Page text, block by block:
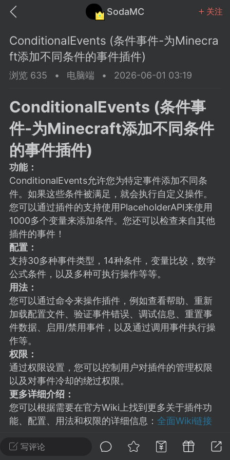
SodaMC 关注
中文社区 SodaMC
教程
潮涌核心
永久赞助者
11-27 02:06
电脑端 社区规则
议贴】SodaMC 的改进与建议 🧃
社区的建议&反馈板块，欢迎每
在这里畅所欲言，提出你对 社区功能、
、管理方式等方面 的任何想法！...
11 5.9k
24 23:37
电脑端 整合包分享
主页反馈贴
反馈你遇到的问题 以及 你期望的功能等
不方便可尝试通过邮箱与作者进行反馈
写评论
ConditionalEvents (条件事件-为Minecra
ft添加不同条件的事件插件)
浏览 635 • 电脑端 • 2026-06-01 03:19
ConditionalEvents (条件事
件-为Minecraft添加不同条件
的事件插件)
功能：
ConditionalEvents允许您为特定事件添加不同条
件。如果这些条件被满足，就会执行自定义操作。
您可以通过插件的支持使用PlaceholderAPI来使用
1000多个变量来添加条件。您还可以检查来自其他
插件的事件！
配置：
支持30多种事件类型，14种条件，变量比较，数学
公式条件，以及多种可执行操作等等。
用法：
您可以通过命令来操作插件，例如查看帮助、重新
加载配置文件、验证事件错误、调试信息、重置事
件数据、启用/禁用事件，以及通过调用事件执行操
作等。
权限：
通过权限设置，您可以控制用户对插件的管理权限
以及对事件冷却的绕过权限。
更多详细介绍：
您可以根据需要在官方Wiki上找到更多关于插件功
能、配置、用法和权限的详细信息： 全面Wiki链接